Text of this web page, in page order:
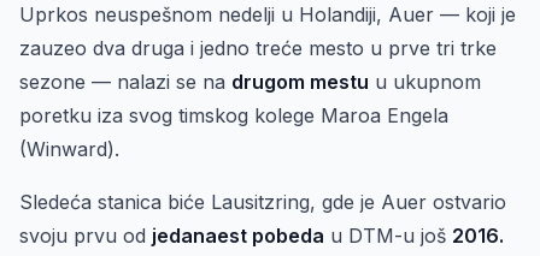
Uprkos neuspešnom nedelji u Holandiji, Auer — koji je
zauzeo dva druga i jedno treće mesto u prve tri trke
sezone — nalazi se na drugom mestu u ukupnom
poretku iza svog timskog kolege Maroa Engela
(Winward).
Sledeća stanica biće Lausitzring, gde je Auer ostvario
svoju prvu od jedanaest pobeda u DTM-u još 2016.